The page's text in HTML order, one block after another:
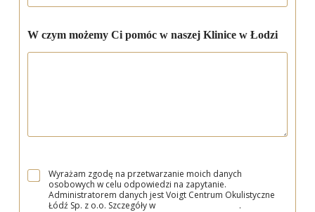
z
W czym możemy Ci pomóc w naszej Klinice w Łodzi
Wyrażam zgodę na przetwarzanie moich danych
osobowych w celu odpowiedzi na zapytanie.
Administratorem danych jest Voigt Centrum Okulistyczne
Łódź Sp. z o.o. Szczegóły w
.